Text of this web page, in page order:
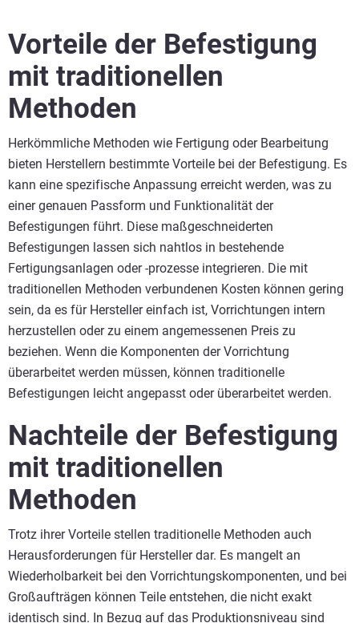
Vorteile der Befestigung
mit traditionellen
Methoden
Herkömmliche Methoden wie Fertigung oder Bearbeitung
bieten Herstellern bestimmte Vorteile bei der Befestigung. Es
kann eine spezifische Anpassung erreicht werden, was zu
einer genauen Passform und Funktionalität der
Befestigungen führt. Diese maßgeschneiderten
Befestigungen lassen sich nahtlos in bestehende
Fertigungsanlagen oder -prozesse integrieren. Die mit
traditionellen Methoden verbundenen Kosten können gering
sein, da es für Hersteller einfach ist, Vorrichtungen intern
herzustellen oder zu einem angemessenen Preis zu
beziehen. Wenn die Komponenten der Vorrichtung
überarbeitet werden müssen, können traditionelle
Befestigungen leicht angepasst oder überarbeitet werden.
Nachteile der Befestigung
mit traditionellen
Methoden
Trotz ihrer Vorteile stellen traditionelle Methoden auch
Herausforderungen für Hersteller dar. Es mangelt an
Wiederholbarkeit bei den Vorrichtungskomponenten, und bei
Großaufträgen können Teile entstehen, die nicht exakt
identisch sind. In Bezug auf das Produktionsniveau sind